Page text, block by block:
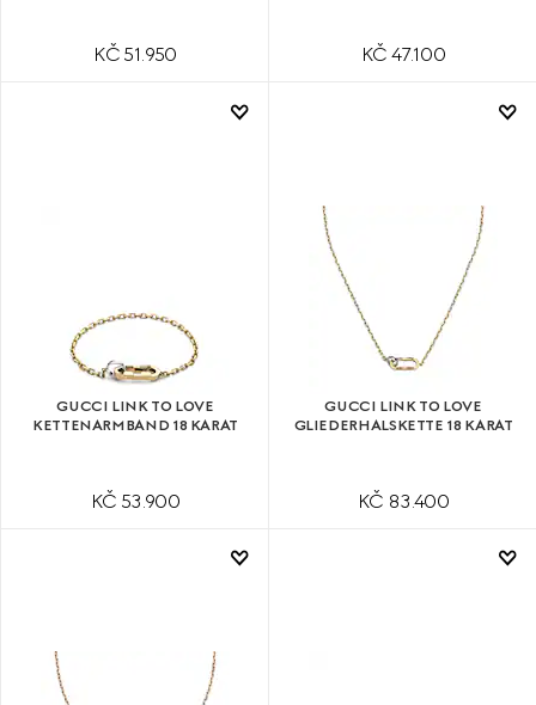
KČ 51.950 KČ 47.100
GUCCI LINK TO LOVE
KETTENARMBAND 18 KARAT
KČ 53.900
GUCCI LINK TO LOVE
GLIEDERHALSKETTE 18 KARAT
KČ 83.400